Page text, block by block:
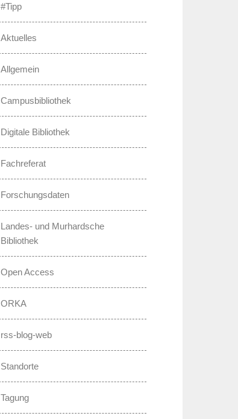
#Tipp
Aktuelles
Allgemein
Campusbibliothek
Digitale Bibliothek
Fachreferat
Forschungsdaten
Landes- und Murhardsche
Bibliothek
Open Access
ORKA
rss-blog-web
Standorte
Tagung